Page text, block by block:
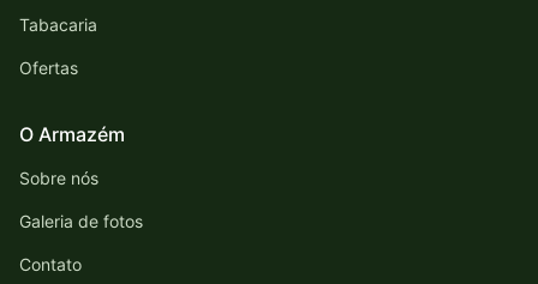
Tabacaria
Ofertas
O Armazém
Sobre nós
Galeria de fotos
Contato